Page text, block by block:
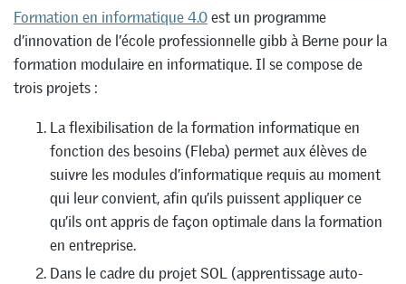
Formation en informatique 4.0est un programme
d’innovation de l’école professionnelle gibb à Berne pour la
formation modulaire en informatique. Il se compose de
trois projets :
La flexibilisation de la formation informatique en
fonction des besoins (Fleba) permet aux élèves de
suivre les modules d’informatique requis au moment
qui leur convient, afin qu’ils puissent appliquer ce
qu’ils ont appris de façon optimale dans la formation
en entreprise.
Dans le cadre du projet SOL (apprentissage auto-